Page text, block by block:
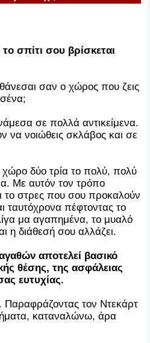
σπίτι σου βρίσκεται
σαν ο χώρος που ζεις
σε πολλά αντικείμενα.
να νοιώθεις σκλάβος και σε
χώρο δύο τρία το πολύ, πολύ
Με αυτόν τον τρόπο
το στρες που σου προκαλούν
ταυτόχρονα πέφτοντας το
μα αγαπημένα, το μυαλό
η διάθεσή σου αλλάζει.
αποτελεί βασικό
θέσης, της ασφάλειας
ευτυχίας.
τον Ντεκάρτ
καταναλώνω, άρα